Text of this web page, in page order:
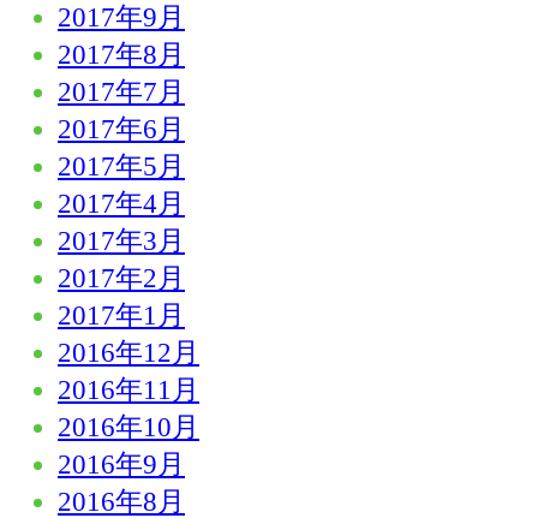
2017年9月
2017年8月
2017年7月
2017年6月
2017年5月
2017年4月
2017年3月
2017年2月
2017年1月
2016年12月
2016年11月
2016年10月
2016年9月
2016年8月